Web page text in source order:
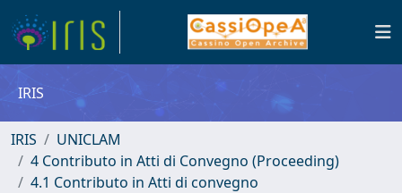
IRIS
IRIS
UNICLAM
4 Contributo in Atti di Convegno (Proceeding)
4.1 Contributo in Atti di convegno